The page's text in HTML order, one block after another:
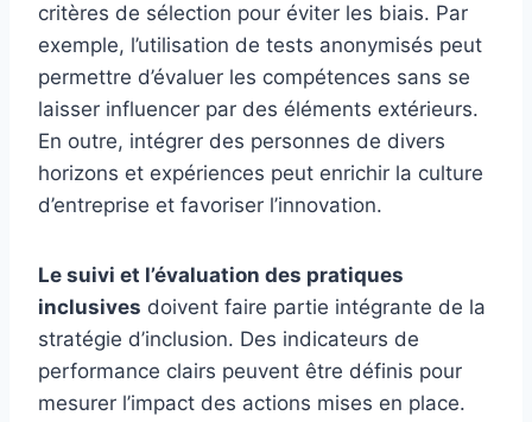
critères de sélection pour éviter les biais. Par
exemple, l’utilisation de tests anonymisés peut
permettre d’évaluer les compétences sans se
laisser influencer par des éléments extérieurs.
En outre, intégrer des personnes de divers
horizons et expériences peut enrichir la culture
d’entreprise et favoriser l’innovation.
Le suivi et l’évaluation des pratiques
inclusives doivent faire partie intégrante de la
stratégie d’inclusion. Des indicateurs de
performance clairs peuvent être définis pour
mesurer l’impact des actions mises en place.